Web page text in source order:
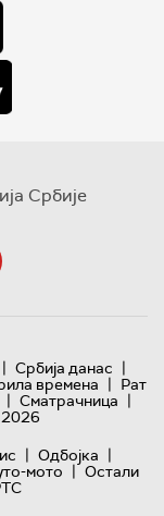
Србије
| Србија данас |
времена | Рат
| Сматрачница |
2026
| Одбојка |
мото | Остали